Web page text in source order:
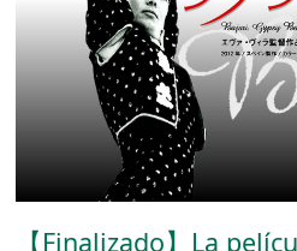
【Finalizado】La